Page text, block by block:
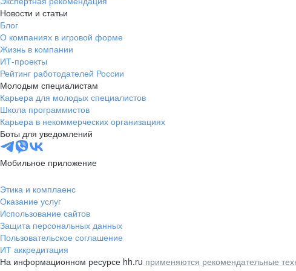
Новости и статьи
Блог
О компаниях в игровой форме
Жизнь в компании
ИТ-проекты
Рейтинг работодателей России
Молодым специалистам
Карьера для молодых специалистов
Школа программистов
Карьера в некоммерческих организациях
Боты для уведомлений
Мобильное приложение
Этика и комплаенс
Оказание услуг
Использование сайтов
Защита персональных данных
Пользовательское соглашение
ИТ аккредитация
На информационном ресурсе hh.ru применяются рекомендательные